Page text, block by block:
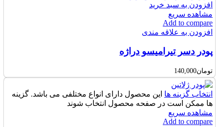
افزودن به سبد خرید
مشاهده سریع
Add to compare
افزودن به علاقه مندی
پودر دسر تیرامیسو دراژه
تومان140,000
انتخاب گزینه ها این محصول دارای انواع مختلفی می باشد. گزینه
ها ممکن است در صفحه محصول انتخاب شوند
مشاهده سریع
Add to compare